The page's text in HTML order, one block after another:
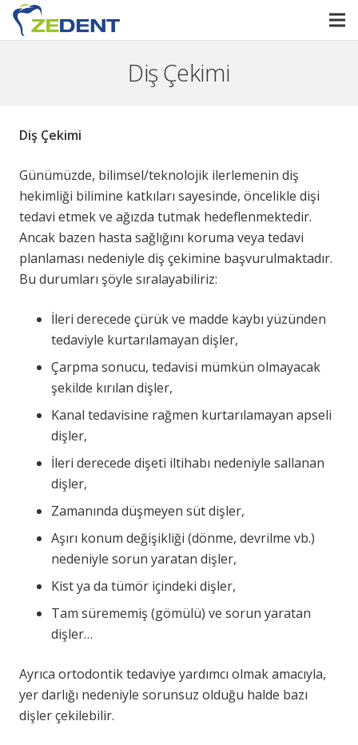
Diş Çekimi
Diş Çekimi
Günümüzde, bilimsel/teknolojik ilerlemenin diş
hekimliği bilimine katkıları sayesinde, öncelikle dişi
tedavi etmek ve ağızda tutmak hedeflenmektedir.
Ancak bazen hasta sağlığını koruma veya tedavi
planlaması nedeniyle diş çekimine başvurulmaktadır.
Bu durumları şöyle sıralayabiliriz:
İleri derecede çürük ve madde kaybı yüzünden
tedaviyle kurtarılamayan dişler,
Çarpma sonucu, tedavisi mümkün olmayacak
şekilde kırılan dişler,
Kanal tedavisine rağmen kurtarılamayan apseli
dişler,
İleri derecede dişeti iltihabı nedeniyle sallanan
dişler,
Zamanında düşmeyen süt dişler,
Aşırı konum değişikliği (dönme, devrilme vb.)
nedeniyle sorun yaratan dişler,
Kist ya da tümör içindeki dişler,
Tam sürememiş (gömülü) ve sorun yaratan
dişler…
Ayrıca ortodontik tedaviye yardımcı olmak amacıyla,
yer darlığı nedeniyle sorunsuz olduğu halde bazı
dişler çekilebilir.